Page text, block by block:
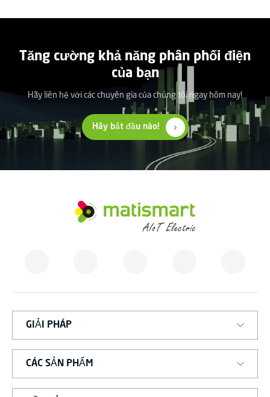
Tăng cường khả năng phân phối điện
của bạn
Hãy liên hệ với các chuyên gia của chúng tôi ngay hôm nay!
Hãy bắt đầu nào!
T
GIẢI PHÁP
CÁC SẢN PHẨM